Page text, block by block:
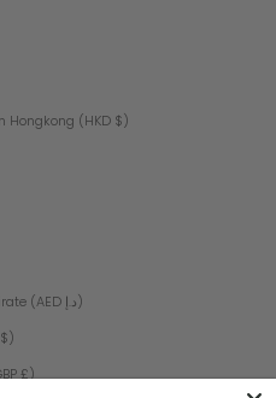
Sonderverwaltungsregion Hongkong (HKD $)
Vereinigte Arabische Emirate (AED د.إ)
Vereinigte Staaten (USD $)
Vereinigtes Königreich (GBP £)